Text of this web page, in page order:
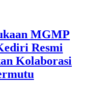
MGMP
Resmi
Kolaborasi